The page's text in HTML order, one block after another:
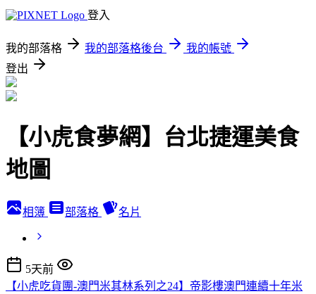
登入
我的部落格 我的部落格後台
我的帳號
登出
【小虎食夢網】台北捷運美食
地圖
相簿 部落格 名片
5天前
【小虎吃貨團-澳門米其林系列之24】帝影樓澳門連續十年米